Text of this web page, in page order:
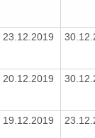
23.12.2019
20.12.2019
19.12.2019